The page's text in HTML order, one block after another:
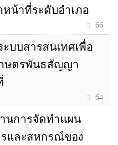
หน้าที่ระดับอำเภอ
66
บบสารสนเทศเพื่อ
ษตรพันธสัญญา
64
นการจัดทำแผน
และสหกรณ์ของ